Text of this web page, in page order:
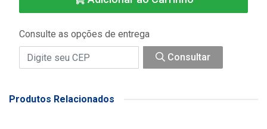
Consulte as opções de entrega
Consultar
Produtos Relacionados